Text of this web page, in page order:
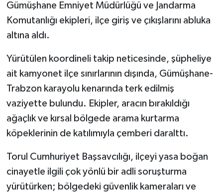
Gümüşhane Emniyet Müdürlüğü ve Jandarma
Komutanlığı ekipleri, ilçe giriş ve çıkışlarını abluka
altına aldı.
Yürütülen koordineli takip neticesinde, şüpheliye
ait kamyonet ilçe sınırlarının dışında, Gümüşhane-
Trabzon karayolu kenarında terk edilmiş
vaziyette bulundu. Ekipler, aracın bırakıldığı
ağaçlık ve kırsal bölgede arama kurtarma
köpeklerinin de katılımıyla çemberi daralttı.
Torul Cumhuriyet Başsavcılığı, ilçeyi yasa boğan
cinayetle ilgili çok yönlü bir adli soruşturma
yürütürken; bölgedeki güvenlik kameraları ve